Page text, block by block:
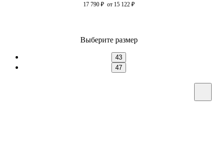
17 790 ₽ от 15 122 ₽
Выберите размер
43
47